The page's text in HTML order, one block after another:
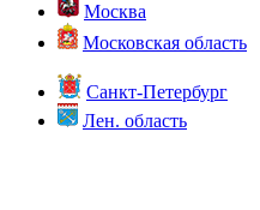
Москва
Московская область
Санкт-Петербург
Лен. область